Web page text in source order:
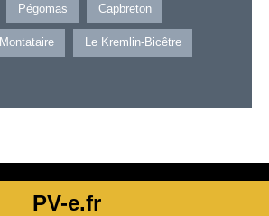
Pégomas Capbreton
Montataire Le Kremlin-Bicêtre
PV-e.fr